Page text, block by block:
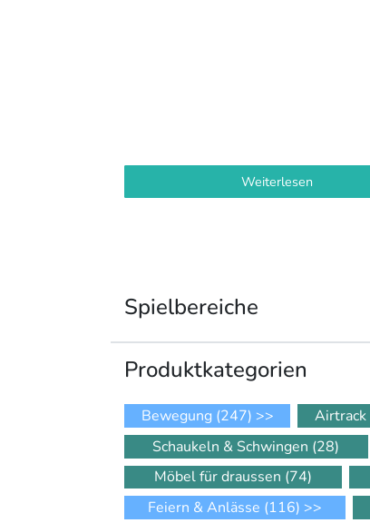
Weiterlesen
Spielbereiche
Produkt­kategorien
Bewegung (247) >> Airtrack
Schaukeln & Schwingen (28)
Möbel für draussen (74)
Feiern & Anlässe (116) >>